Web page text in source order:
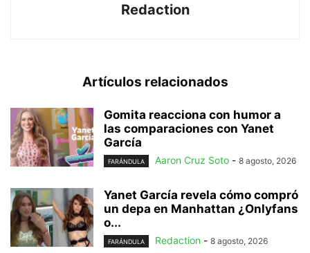
Redaction
Artículos relacionados
Gomita reacciona con humor a
las comparaciones con Yanet
García
FARÁNDULA Aaron Cruz Soto - 8 agosto, 2026
Yanet García revela cómo compró
un depa en Manhattan ¿Onlyfans
o...
FARÁNDULA Redaction - 8 agosto, 2026